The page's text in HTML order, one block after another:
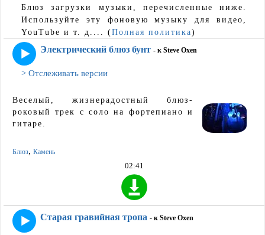
Блюз загрузки музыки, перечисленные ниже.
Используйте эту фоновую музыку для видео,
YouTube и т. д.... (Полная политика)
Электрический блюз бунт - к Steve Oxen
> Отслеживать версии
Веселый, жизнерадостный блюз-
роковый трек с соло на фортепиано и
гитаре.
Блюз, Камень
02:41
Старая гравийная тропа - к Steve Oxen